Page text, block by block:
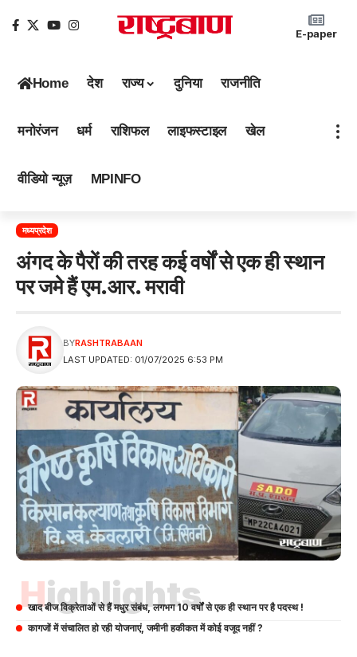
E-paper
Home देश राज्य दुनिया राजनीति
मनोरंजन धर्म राशिफल लाइफस्टाइल खेल
वीडियो न्यूज़ MPINFO
मध्यप्रदेश
अंगद के पैरों की तरह कई वर्षों से एक ही स्थान
पर जमे हैं एम.आर. मरावी
LAST UPDATED: 01/07/2025 6:53 PM
BYRASHTRABAAN
Highlights
खाद बीज विक्रेताओं से हैं मधुर संबंध, लगभग 10 वर्षों से एक ही स्थान पर है पदस्थ !
कागजों में संचालित हो रही योजनाएं, जमीनी हकीकत में कोई वजूद नहीं ?